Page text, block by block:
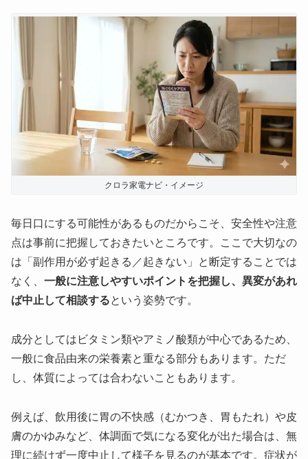
クロラ家電ナビ・イメージ
毎日口にする可能性があるものだからこそ、安全性や注意
点は事前に把握しておきたいところです。ここで大切なの
は「副作用が必ず起きる／起きない」と断定することでは
なく、 一般に注意しやすいポイントを把握し、異変があれ
ば中止して相談するという姿勢です。
成分としてはビタミン類やアミノ酸類が中心であるため、
一般に食品由来の栄養素と重なる部分もあります。ただ
し、体質によっては合わないこともあります。
例えば、飲用後に胃の不快感（むかつき、胃もたれ）や皮
膚のかゆみなど、体調面で気になる変化が出た場合は、無
理に続けず一度中止して様子を見るのが基本です。症状が